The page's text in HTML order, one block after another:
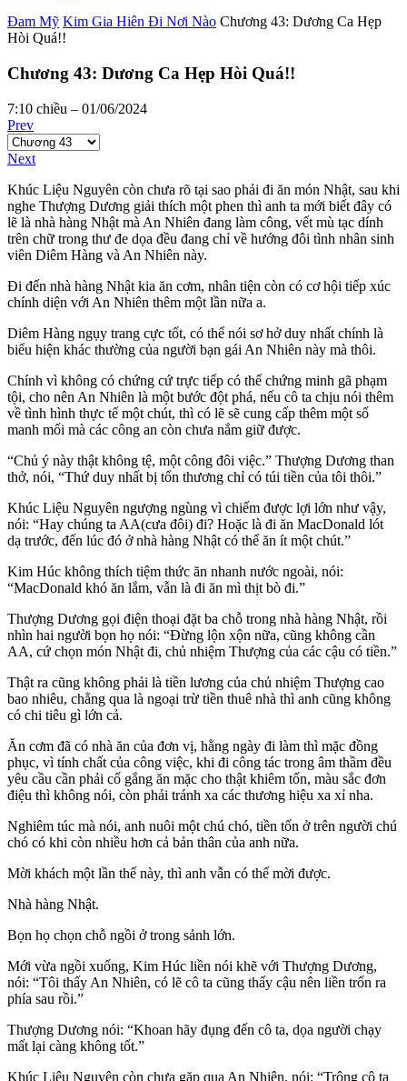
Đam Mỹ Kim Gia Hiên Đi Nơi Nào Chương 43: Dương Ca Hẹp
Hòi Quá!!
Chương 43: Dương Ca Hẹp Hòi Quá!!
7:10 chiều – 01/06/2024
Prev
Next
Khúc Liệu Nguyên còn chưa rõ tại sao phải đi ăn món Nhật, sau khi
nghe Thượng Dương giải thích một phen thì anh ta mới biết đây có
lẽ là nhà hàng Nhật mà An Nhiên đang làm công, vết mù tạc dính
trên chữ trong thư đe dọa đều đang chỉ về hướng đôi tình nhân sinh
viên Diêm Hàng và An Nhiên này.
Đi đến nhà hàng Nhật kia ăn cơm, nhân tiện còn có cơ hội tiếp xúc
chính diện với An Nhiên thêm một lần nữa a.
Diêm Hàng ngụy trang cực tốt, có thể nói sơ hở duy nhất chính là
biểu hiện khác thường của người bạn gái An Nhiên này mà thôi.
Chính vì không có chứng cứ trực tiếp có thể chứng minh gã phạm
tội, cho nên An Nhiên là một bước đột phá, nếu cô ta chịu nói thêm
về tình hình thực tế một chút, thì có lẽ sẽ cung cấp thêm một số
manh mối mà các công an còn chưa nắm giữ được.
“Chủ ý này thật không tệ, một công đôi việc.” Thượng Dương than
thở, nói, “Thứ duy nhất bị tổn thương chỉ có túi tiền của tôi thôi.”
Khúc Liệu Nguyên ngượng ngùng vì chiếm được lợi lớn như vậy,
nói: “Hay chúng ta AA(cưa đôi) đi? Hoặc là đi ăn MacDonald lót
dạ trước, đến lúc đó ở nhà hàng Nhật có thể ăn ít một chút.”
Kim Húc không thích tiệm thức ăn nhanh nước ngoài, nói:
“MacDonald khó ăn lắm, vẫn là đi ăn mì thịt bò đi.”
Thượng Dương gọi điện thoại đặt ba chỗ trong nhà hàng Nhật, rồi
nhìn hai người bọn họ nói: “Đừng lộn xộn nữa, cũng không cần
AA, cứ chọn món Nhật đi, chủ nhiệm Thượng của các cậu có tiền.”
Thật ra cũng không phải là tiền lương của chủ nhiệm Thượng cao
bao nhiêu, chẳng qua là ngoại trừ tiền thuê nhà thì anh cũng không
có chi tiêu gì lớn cả.
Ăn cơm đã có nhà ăn của đơn vị, hằng ngày đi làm thì mặc đồng
phục, vì tính chất của công việc, khi đi công tác trong âm thầm đều
yêu cầu cần phải cố gắng ăn mặc cho thật khiêm tốn, màu sắc đơn
điệu thì không nói, còn phải tránh xa các thương hiệu xa xỉ nha.
Nghiêm túc mà nói, anh nuôi một chú chó, tiền tốn ở trên người chú
chó có khi còn nhiều hơn cả bản thân của anh nữa.
Mời khách một lần thế này, thì anh vẫn có thể mời được.
Nhà hàng Nhật.
Bọn họ chọn chỗ ngồi ở trong sảnh lớn.
Mới vừa ngồi xuống, Kim Húc liền nói khẽ với Thượng Dương,
nói: “Tôi thấy An Nhiên, có lẽ cô ta cũng thấy cậu nên liền trốn ra
phía sau rồi.”
Thượng Dương nói: “Khoan hãy đụng đến cô ta, dọa người chạy
mất lại càng không tốt.”
Khúc Liệu Nguyên còn chưa gặp qua An Nhiên, nói: “Trông cô ta